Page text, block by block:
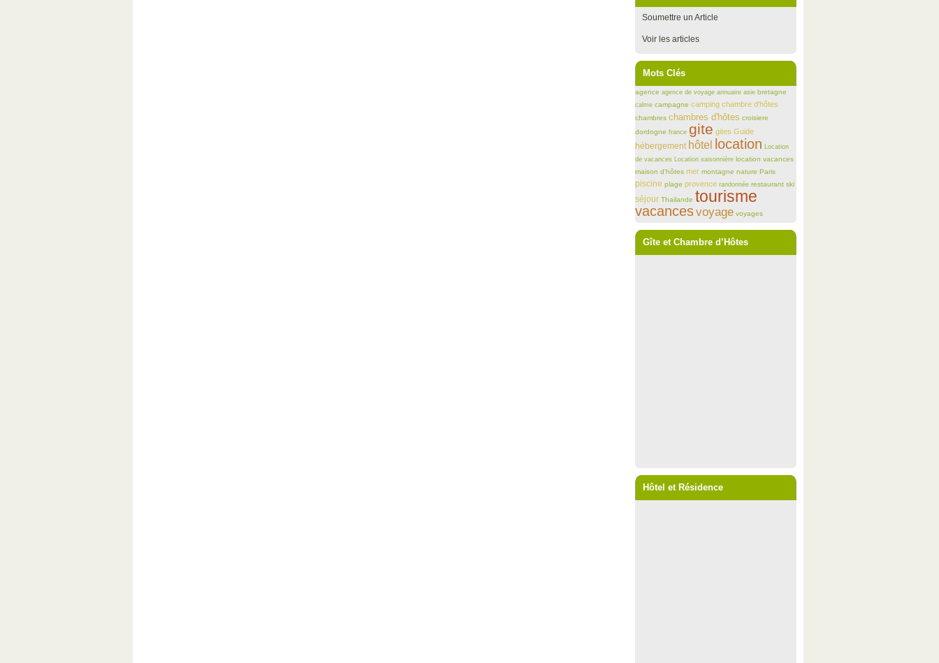
Soumettre un Article
Voir les articles
Mots Clés
agence agence de voyage annuaire asie bretagne
calme campagne camping chambre d'hôtes
chambres chambres d'hôtes croisiere
dordogne france gite gites Guide
hébergement hôtel location Location
de vacances Location saisonnière location vacances
maison d'hôtes mer montagne nature Paris
piscine plage provence randonnée restaurant ski
séjour Thailande tourisme
vacancesvoyage voyages
Gîte et Chambre d’Hôtes
Hôtel et Résidence